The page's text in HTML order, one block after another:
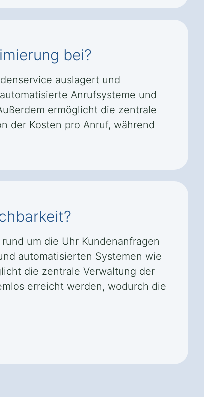
bei?
auslagert und
Anrufsysteme und
ermöglicht die zentrale
der Kosten pro Anruf, während
um die Uhr Kundenanfragen
automatisierten Systemen wie
die zentrale Verwaltung der
erreicht werden, wodurch die